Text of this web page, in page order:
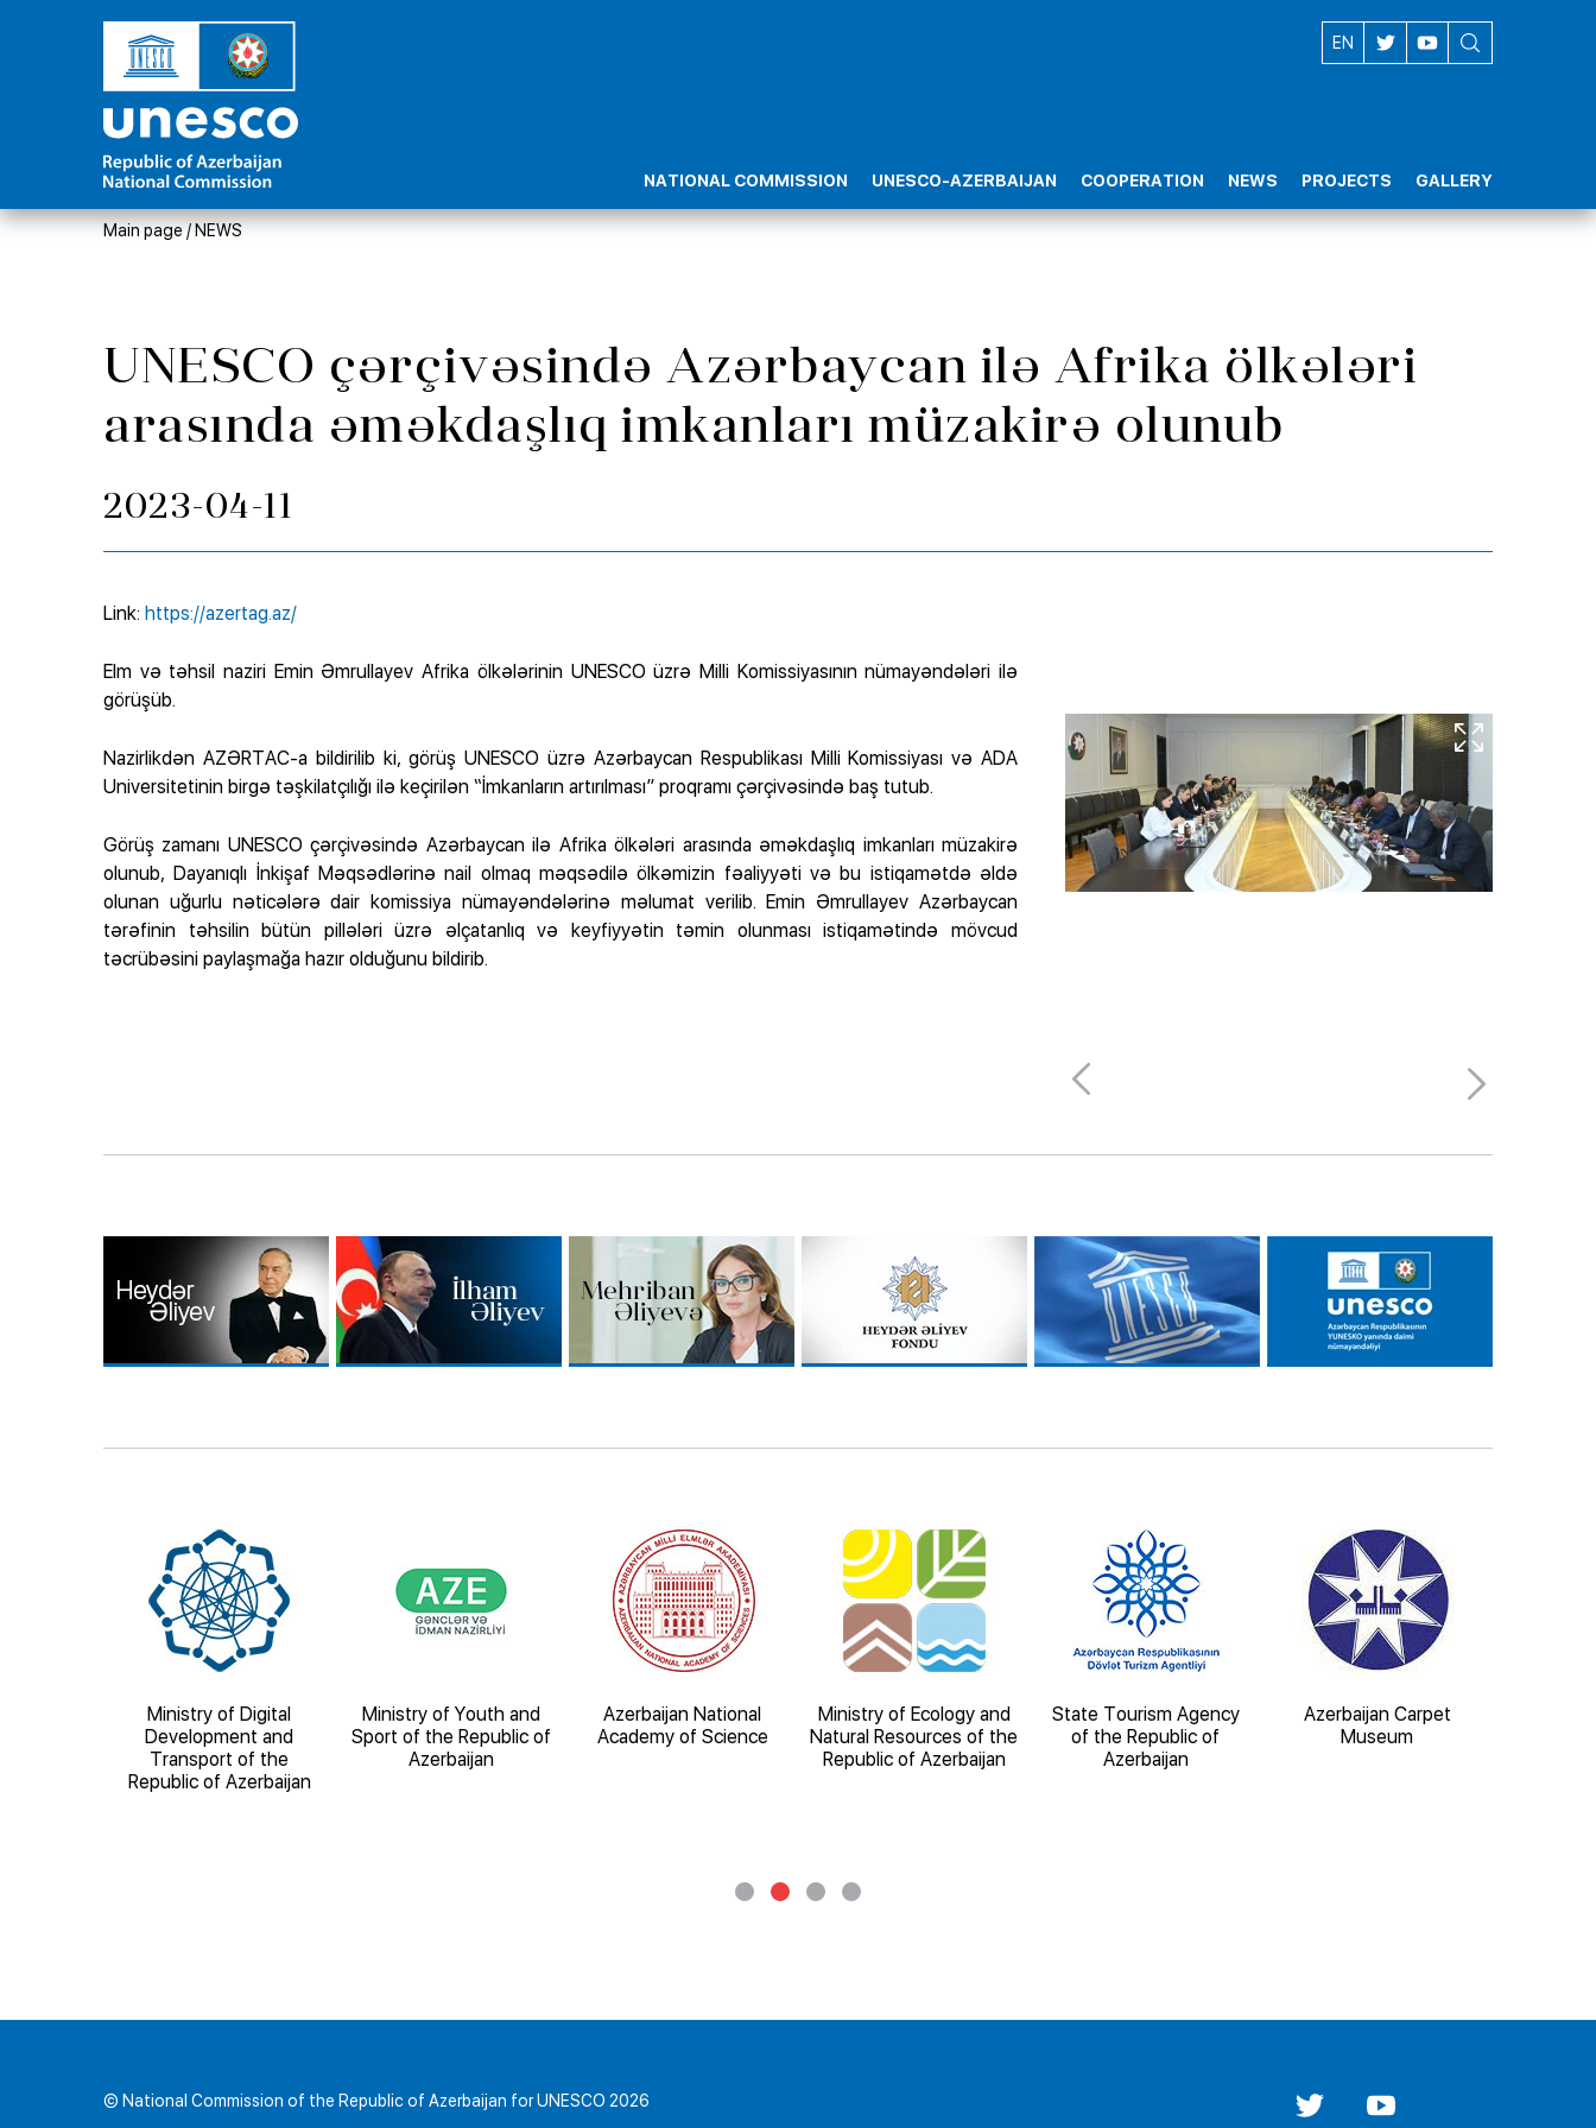
EN
AZ
NATIONAL COMMISSION UNESCO-AZERBAIJAN COOPERATION NEWS PROJECTS GALLERY
Main page / NEWS
UNESCO çərçivəsində Azərbaycan ilə Afrika ölkələri
arasında əməkdaşlıq imkanları müzakirə olunub
2023-04-11
Link: https://azertag.az/
Elm və təhsil naziri Emin Əmrullayev Afrika ölkələrinin UNESCO üzrə Milli Komissiyasının nümayəndələri ilə
görüşüb.
Nazirlikdən AZƏRTAC-a bildirilib ki, görüş UNESCO üzrə Azərbaycan Respublikası Milli Komissiyası və ADA
Universitetinin birgə təşkilatçılığı ilə keçirilən “İmkanların artırılması” proqramı çərçivəsində baş tutub.
Görüş zamanı UNESCO çərçivəsində Azərbaycan ilə Afrika ölkələri arasında əməkdaşlıq imkanları müzakirə
olunub, Dayanıqlı İnkişaf Məqsədlərinə nail olmaq məqsədilə ölkəmizin fəaliyyəti və bu istiqamətdə əldə
olunan uğurlu nəticələrə dair komissiya nümayəndələrinə məlumat verilib. Emin Əmrullayev Azərbaycan
tərəfinin təhsilin bütün pillələri üzrə əlçatanlıq və keyfiyyətin təmin olunması istiqamətində mövcud
təcrübəsini paylaşmağa hazır olduğunu bildirib.
Ministry of Digital
Development and
Transport of the
Republic of Azerbaijan
Ministry of Youth and
Sport of the Republic of
Azerbaijan
Azerbaijan National
Academy of Science
Ministry of Ecology and
Natural Resources of the
Republic of Azerbaijan
State Tourism Agency
of the Republic of
Azerbaijan
Azerbaijan Carpet
Museum
© National Commission of the Republic of Azerbaijan for UNESCO 2026